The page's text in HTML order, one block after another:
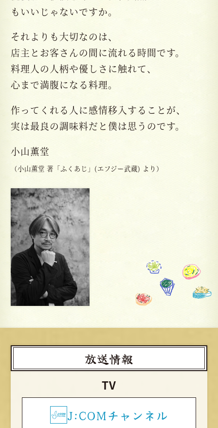
もいいじゃないですか。
それよりも大切なのは、
店主とお客さんの間に流れる時間です。
料理人の人柄や優しさに触れて、
心まで満腹になる料理。
作ってくれる人に感情移入することが、
実は最良の調味料だと僕は思うのです。
小山薫堂
（小山薫堂 著「ふくあじ」(エフジー武蔵) より）
放送情報
TV
J:COMチャンネル